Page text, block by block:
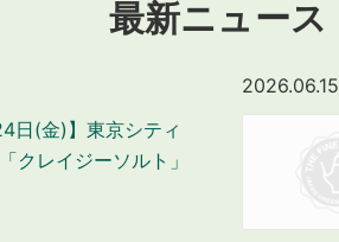
最新ニュース
日(金)】東京シティ
クレイジーソルト」
2026.06.15